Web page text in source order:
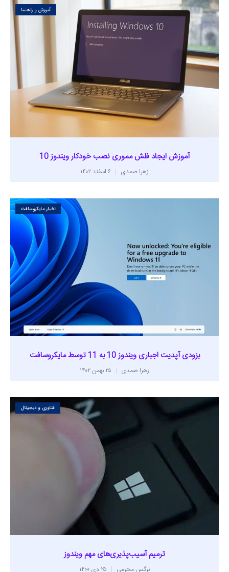
آموزش و راهنما
آموزش ایجاد فلش مموری نصب خودکار ویندوز 10
زهرا صمدی
اخبار مایکروسافت
بزودی آپدیت اجباری ویندوز 10 به 11 توسط مایکروسافت
زهرا صمدی
فناوری و دیجیتال
ترمیم آسیب‌پذیری‌های مهم ویندوز
نرگس محرمی